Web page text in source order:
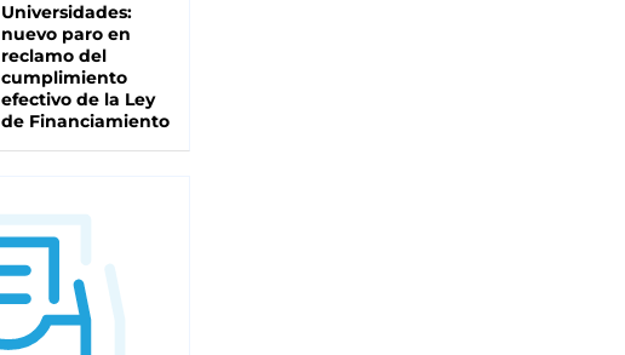
Universidades:
nuevo paro en
reclamo del
cumplimiento
efectivo de la Ley
de Financiamiento